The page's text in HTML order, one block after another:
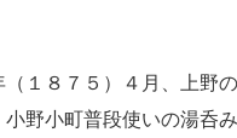
１８７５）４月、上野
野小町普段使いの湯呑